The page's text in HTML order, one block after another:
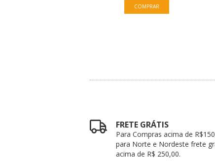
FRETE GRÁTIS
Para Compras acima de
para Norte e Nordeste frete
acima de R$ 250,00.